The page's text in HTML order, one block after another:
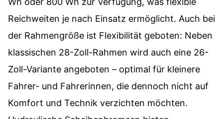
Reichweiten je nach Einsatz ermöglicht. Auch bei
der Rahmengröße ist Flexibilität geboten: Neben
klassischen 28-Zoll-Rahmen wird auch eine 26-
Zoll-Variante angeboten – optimal für kleinere
Fahrer- und Fahrerinnen, die dennoch nicht auf
Komfort und Technik verzichten möchten.